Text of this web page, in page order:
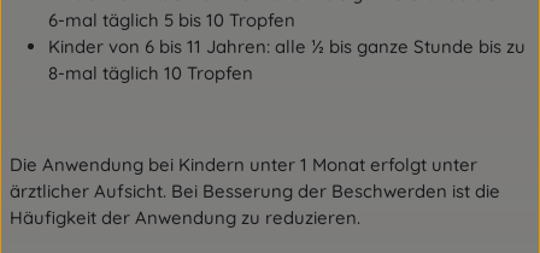
6-mal täglich 5 bis 10 Tropfen
Kinder von 6 bis 11 Jahren: alle ½ bis ganze Stunde bis zu
8-mal täglich 10 Tropfen
Die Anwendung bei Kindern unter 1 Monat erfolgt unter
ärztlicher Aufsicht. Bei Besserung der Beschwerden ist die
Häufigkeit der Anwendung zu reduzieren.